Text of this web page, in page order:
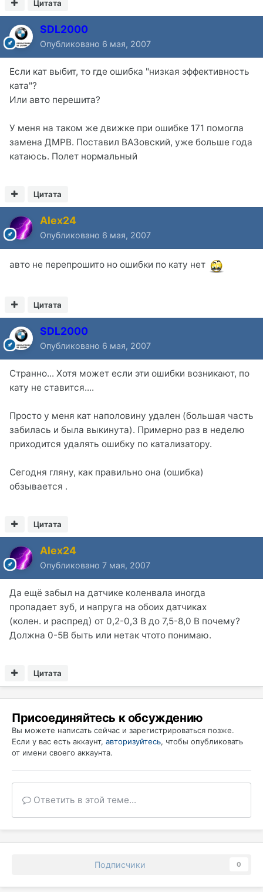
Цитата
SDL2000
Опубликовано 6 мая, 2007
Если кат выбит, то где ошибка "низкая эффективность
ката"?
Или авто перешита?
У меня на таком же движке при ошибке 171 помогла
замена ДМРВ. Поставил ВАЗовский, уже больше года
катаюсь. Полет нормальный
Цитата
Alex24
Опубликовано 6 мая, 2007
авто не перепрошито но ошибки по кату нет
Цитата
SDL2000
Опубликовано 6 мая, 2007
Странно... Хотя может если эти ошибки возникают, по
кату не ставится....
Просто у меня кат наполовину удален (большая часть
забилась и была выкинута). Примерно раз в неделю
приходится удалять ошибку по катализатору.
Сегодня гляну, как правильно она (ошибка)
обзывается .
Цитата
Alex24
Опубликовано 7 мая, 2007
Да ещё забыл на датчике коленвала иногда
пропадает зуб, и напруга на обоих датчиках
(колен. и распред) от 0,2-0,3 В до 7,5-8,0 В почему?
Должна 0-5В быть или нетак чтото понимаю.
Цитата
Присоединяйтесь к обсуждению
Вы можете написать сейчас и зарегистрироваться позже.
Если у вас есть аккаунт, авторизуйтесь, чтобы опубликовать
от имени своего аккаунта.
Ответить в этой теме...
Подписчики 0